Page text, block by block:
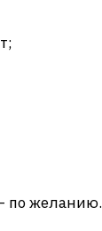
по желанию.